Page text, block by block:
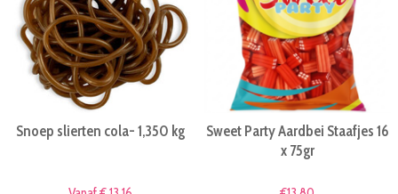
Snoep slierten cola- 1,350 kg
Sweet Party Aardbei Staafjes 16
x 75gr